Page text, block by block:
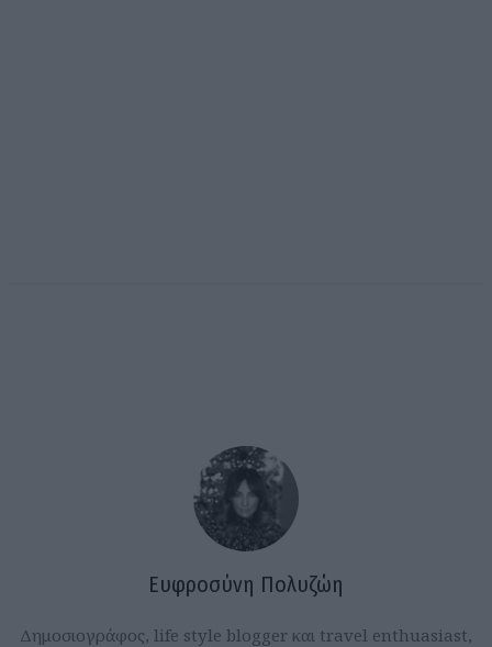
Ευφροσύνη Πολυζώη
Δημοσιογράφος, life style blogger και travel enthuasiast,